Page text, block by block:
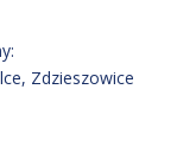
Zdzieszowice